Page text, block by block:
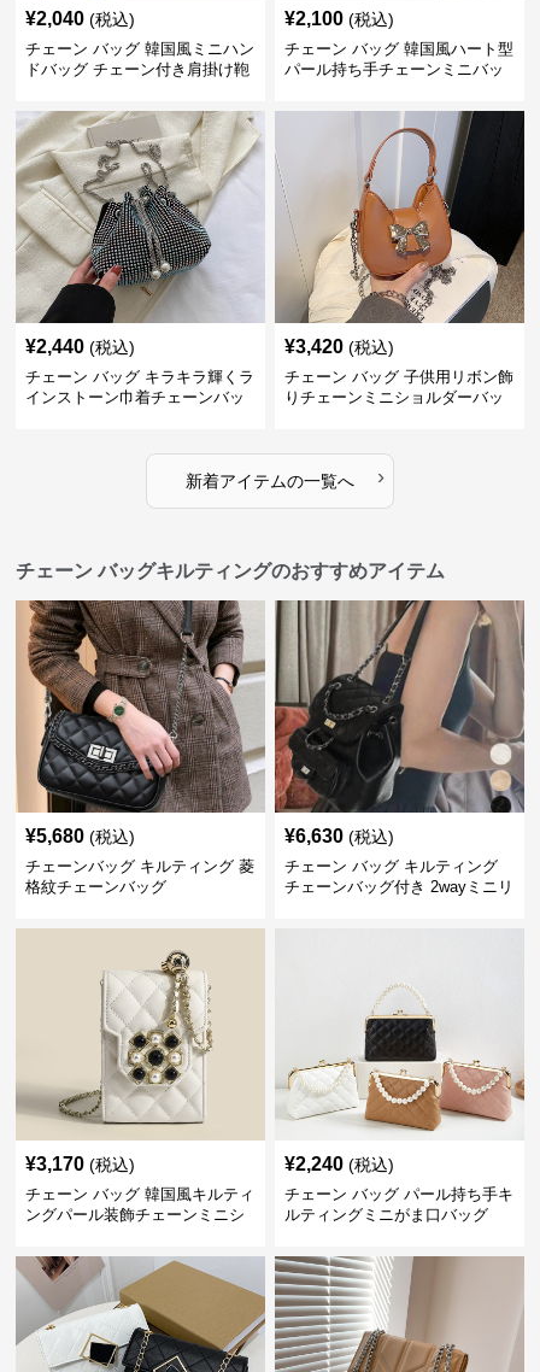
¥2,040 (税込)
チェーン バッグ 韓国風ミニハン
ドバッグ チェーン付き肩掛け鞄
¥2,100 (税込)
チェーン バッグ 韓国風ハート型
パール持ち手チェーンミニバッ
¥2,440 (税込)
チェーン バッグ キラキラ輝くラ
インストーン巾着チェーンバッ
¥3,420 (税込)
チェーン バッグ 子供用リボン飾
りチェーンミニショルダーバッ
新着アイテムの一覧へ ›
チェーン バッグキルティングのおすすめアイテム
¥5,680 (税込)
チェーンバッグ キルティング 菱
格紋チェーンバッグ
¥6,630 (税込)
チェーン バッグ キルティング
チェーンバッグ付き 2wayミニリ
¥3,170 (税込)
チェーン バッグ 韓国風キルティ
ングパール装飾チェーンミニシ
¥2,240 (税込)
チェーン バッグ パール持ち手キ
ルティングミニがま口バッグ